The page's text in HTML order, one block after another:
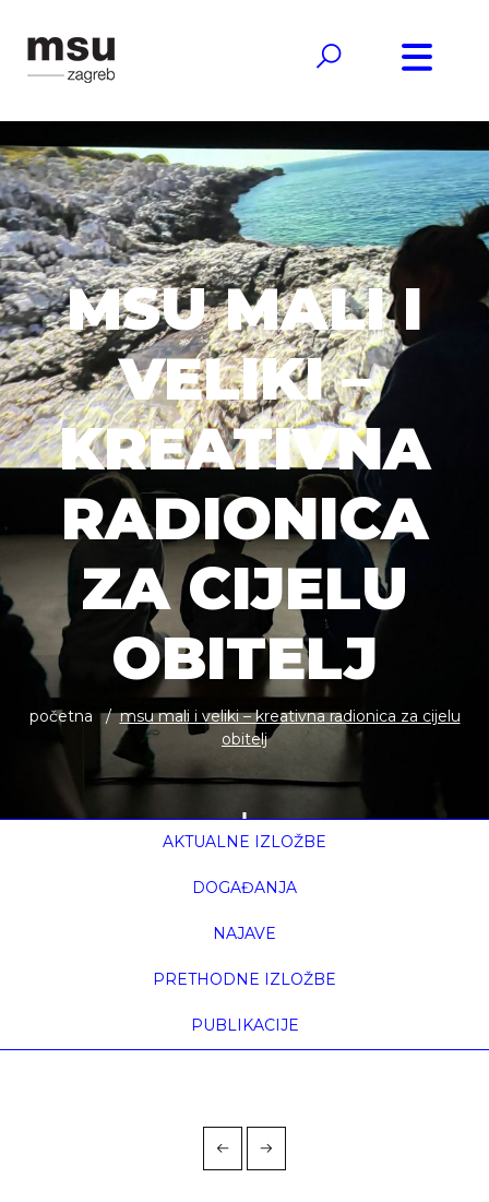
MSU MALI I
VELIKI –
KREATIVNA
RADIONICA
ZA CIJELU
OBITELJ
početna
msu mali i veliki – kreativna radionica za cijelu
obitelj
AKTUALNE IZLOŽBE
DOGAĐANJA
NAJAVE
PRETHODNE IZLOŽBE
PUBLIKACIJE